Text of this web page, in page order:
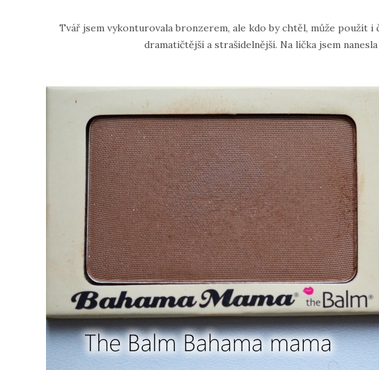
Tvář jsem vykonturovala bronzerem, ale kdo by chtěl, může použít
dramatičtější a strašidelnější. Na líčka jsem